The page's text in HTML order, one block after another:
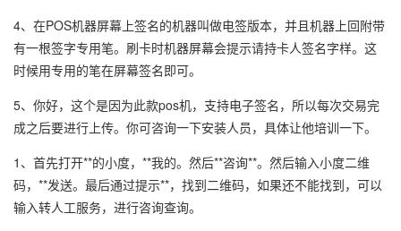
4、在POS机器屏幕上签名的机器叫做电签版本，并且机器上回附带
有一根签字专用笔。刷卡时机器屏幕会提示请持卡人签名字样。这
时候用专用的笔在屏幕签名即可。
5、你好，这个是因为此款pos机，支持电子签名，所以每次交易完
成之后要进行上传。你可咨询一下安装人员，具体让他培训一下。
1、首先打开**的小度，**我的。然后**咨询**。然后输入小度二维
码，**发送。最后通过提示**，找到二维码，如果还不能找到，可以
输入转人工服务，进行咨询查询。